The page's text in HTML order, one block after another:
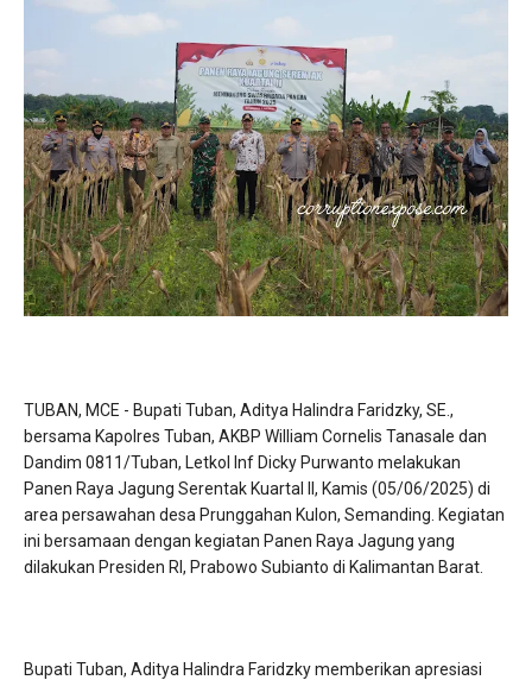
TUBAN, MCE - Bupati Tuban, Aditya Halindra Faridzky, SE.,
bersama Kapolres Tuban, AKBP William Cornelis Tanasale dan
Dandim 0811/Tuban, Letkol Inf Dicky Purwanto melakukan
Panen Raya Jagung Serentak Kuartal II, Kamis (05/06/2025) di
area persawahan desa Prunggahan Kulon, Semanding. Kegiatan
ini bersamaan dengan kegiatan Panen Raya Jagung yang
dilakukan Presiden RI, Prabowo Subianto di Kalimantan Barat.
Bupati Tuban, Aditya Halindra Faridzky memberikan apresiasi